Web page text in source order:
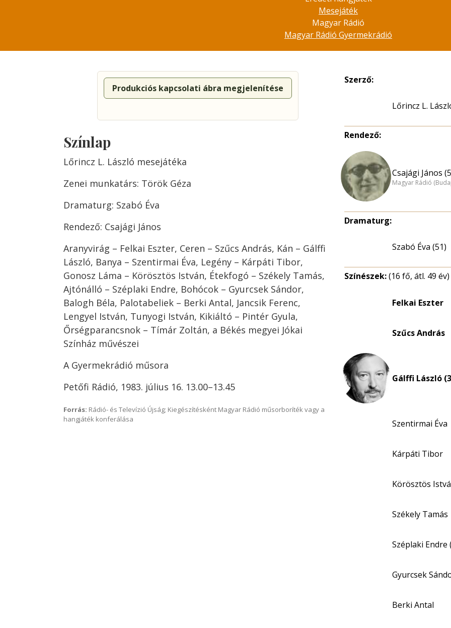
Mesejáték
Magyar Rádió
Magyar Rádió Gyermekrádió
Produkciós kapcsolati ábra megjelenítése
Színlap
Lőrincz L. László mesejátéka
Zenei munkatárs: Török Géza
Dramaturg: Szabó Éva
Rendező: Csajági János
Aranyvirág – Felkai Eszter, Ceren – Szűcs András, Kán – Gálffi
László, Banya – Szentirmai Éva, Legény – Kárpáti Tibor,
Gonosz Láma – Körösztös István, Étekfogó – Székely Tamás,
Ajtónálló – Széplaki Endre, Bohócok – Gyurcsek Sándor,
Balogh Béla, Palotabeliek – Berki Antal, Jancsik Ferenc,
Lengyel István, Tunyogi István, Kikiáltó – Pintér Gyula,
Őrségparancsnok – Tímár Zoltán, a Békés megyei Jókai
Színház művészei
A Gyermekrádió műsora
Petőfi Rádió, 1983. július 16. 13.00–13.45
Forrás: Rádió- és Televízió Újság; Kiegészítésként Magyar Rádió műsorboríték vagy a
hangjáték konferálása
Szerző:
Lőrincz L.
Rendező:
Csajági János
Magyar Rádió
Dramaturg:
Szabó Éva (51)
Színészek:(16 fő, átl. 49 év)
Felkai Eszter
Szűcs András
Gálffi László
Szentirmai Éva
Kárpáti Tibor
Körösztös
Székely Tamás
Széplaki Endre
Gyurcsek
Berki Antal